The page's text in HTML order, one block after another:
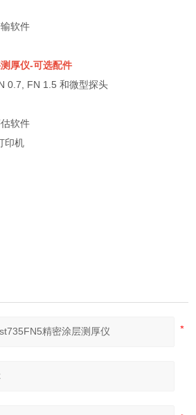
软件
厚仪-可选配件
0.7, FN 1.5 和微型探头
软件
印机